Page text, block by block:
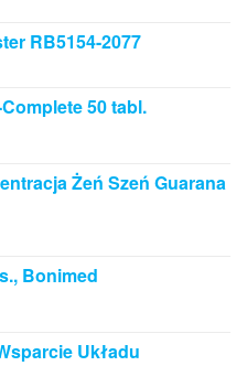
RB5154-2077
50 tabl.
Żeń Szeń Guarana
Bonimed
Układu